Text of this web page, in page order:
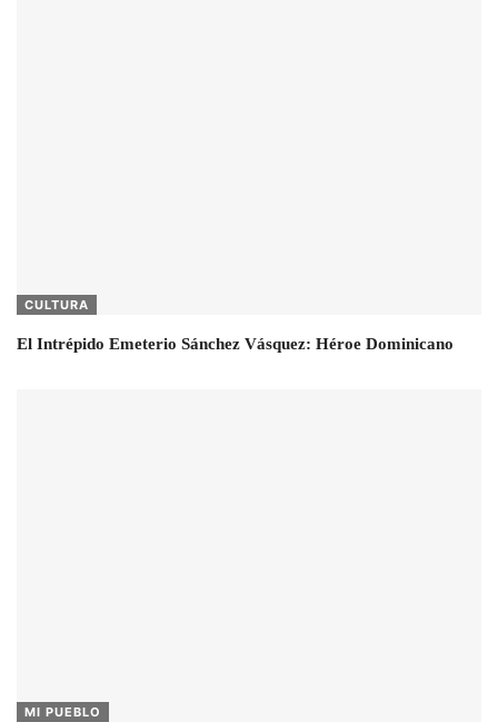
CULTURA
El Intrépido Emeterio Sánchez Vásquez: Héroe Dominicano
MI PUEBLO